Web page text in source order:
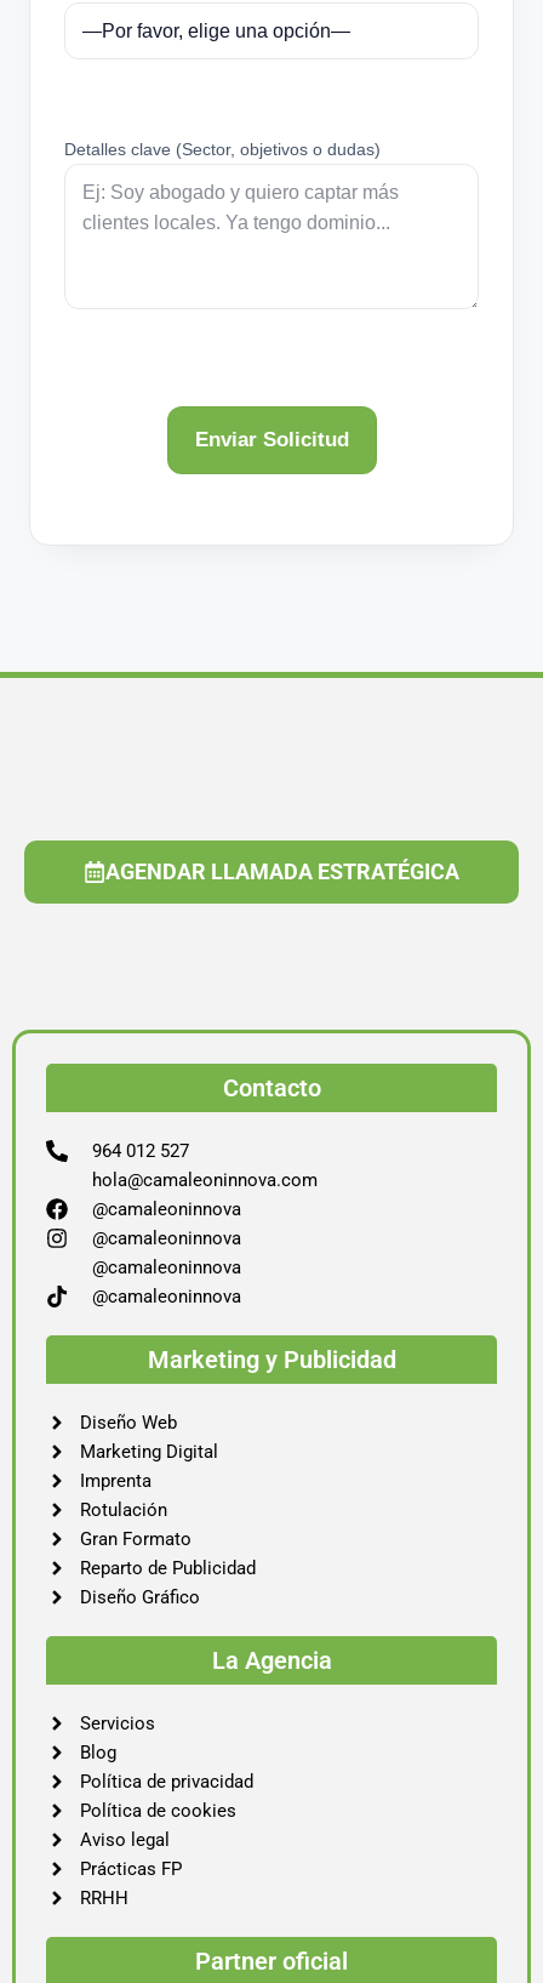
Detalles clave (Sector, objetivos o dudas)
AGENDAR LLAMADA ESTRATÉGICA
Contacto
964 012 527
hola@camaleoninnova.com
@camaleoninnova
@camaleoninnova
@camaleoninnova
@camaleoninnova
Marketing y Publicidad
Diseño Web
Marketing Digital
Imprenta
Rotulación
Gran Formato
Reparto de Publicidad
Diseño Gráfico
La Agencia
Servicios
Blog
Política de privacidad
Política de cookies
Aviso legal
Prácticas FP
RRHH
Partner oficial